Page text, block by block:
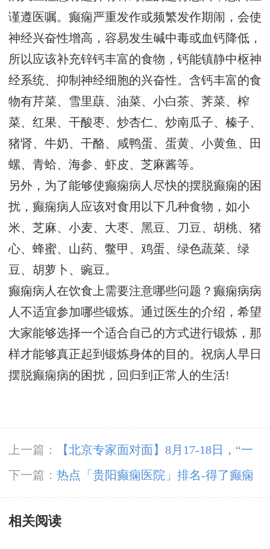
谨遵医嘱。癫痫严重发作或频繁发作期闹，会使
神经兴奋性增高，容易发生碱中毒或血钙降低，
所以应该补充锌钙丰富的食物，钙能镇静中枢神
经系统、抑制神经细胞的兴奋性。含钙丰富的食
物有芹菜、雪里蕻、油菜、小白茶、荠菜、榨
菜、红果、干酸枣、炒杏仁、炒南瓜子、榛子、
猪肾、牛奶、干酪、咸鸭蛋、蛋黄、小黄鱼、田
螺、青蛤、海参、虾皮、芝麻酱等。
另外，为了能够使癫痫病人尽快的摆脱癫痫的困
扰，癫痫病人应该对食用以下几种食物，如小
米、芝麻、小麦、大枣、黑豆、刀豆、胡桃、猪
心、蜂蜜、山药、鳖甲、鸡蛋、绿色蔬菜、绿
豆、胡萝卜、豌豆。
癫痫病人在饮食上需要注意哪些问题？癫痫病病
人不适宜参加哪些锻炼。通过医生的介绍，希望
大家能够选择一个适合自己的方式进行锻炼，那
样才能够真正起到锻炼身体的目的。祝病人早日
摆脱癫痫病的困扰，回归到正常人的生活!
上一篇：
【北京专家面对面】8月17-18日，“一
号难求”的北京三甲神经内科专家来黔免费亲
诊，专家号火热抢约中
下一篇： 热点「贵阳癫痫医院」排名-得了癫痫
病的孩子在饮食上要注意哪些问题？
相关阅读